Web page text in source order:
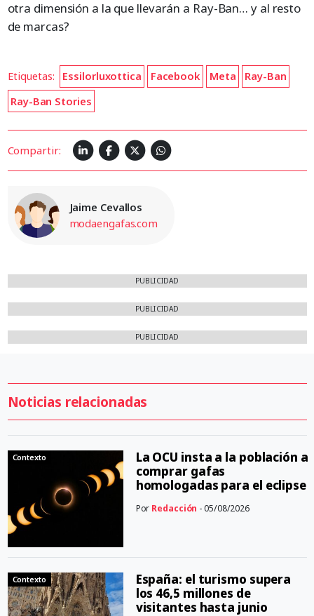
otra dimensión a la que llevarán a Ray-Ban… y al resto
de marcas?
Etiquetas: Essilorluxottica Facebook Meta
Ray-Ban
Ray-Ban Stories
Compartir:
Jaime Cevallos
modaengafas.com
PUBLICIDAD
PUBLICIDAD
PUBLICIDAD
Noticias relacionadas
Contexto
La OCU insta a la población a
comprar gafas
homologadas para el eclipse
Por Redacción - 05/08/2026
Contexto
España: el turismo supera
los 46,5 millones de
visitantes hasta junio